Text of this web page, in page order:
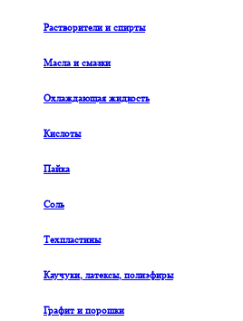
Растворители и спирты
Масла и смазки
Охлаждающая жидкость
Кислоты
Пайка
Соль
Техпластины
Каучуки, латексы, полиэфиры
Графит и порошки